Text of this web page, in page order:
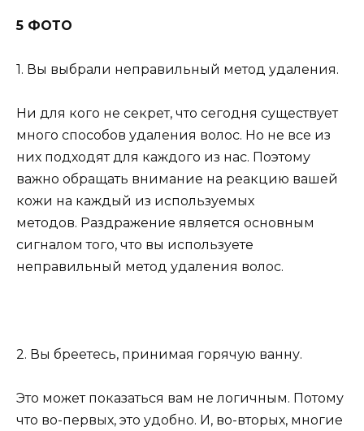
5 ФОТО
1. Вы выбрали неправильный метод удаления.
Ни для кого не секрет, что сегодня существует
много способов удаления волос. Но не все из
них подходят для каждого из нас. Поэтому
важно обращать внимание на реакцию вашей
кожи на каждый из используемых
методов. Раздражение является основным
сигналом того, что вы используете
неправильный метод удаления волос.
2. Вы бреетесь, принимая горячую ванну.
Это может показаться вам не логичным. Потому
что во-первых, это удобно. И, во-вторых, многие